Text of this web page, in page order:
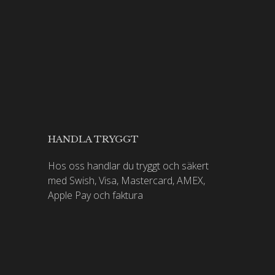
HANDLA TRYGGT
Hos oss handlar du tryggt och säkert
med Swish, Visa, Mastercard, AMEX,
Apple Pay och faktura